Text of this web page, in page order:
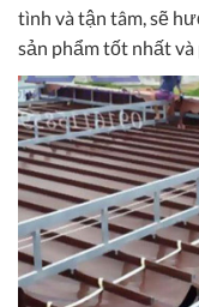
tình và tận tâm, sẽ
sản phẩm tốt nhất và